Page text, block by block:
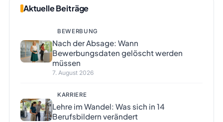
Aktuelle Beiträge
BEWERBUNG
Nach der Absage: Wann
Bewerbungsdaten gelöscht werden
müssen
7. August 2026
KARRIERE
Lehre im Wandel: Was sich in 14
Berufsbildern verändert